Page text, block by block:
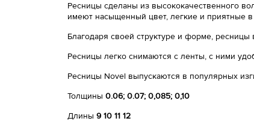
Ресницы сделаны из высококачественного
имеют насыщенный цвет, легкие и приятные в
Благодаря своей структуре и форме,
Ресницы легко снимаются с ленты, с ними
Ресницы Novel выпускаются в популярных
Толщины 0.06; 0.07; 0,085; 0,10
Длины 9 10 11 12